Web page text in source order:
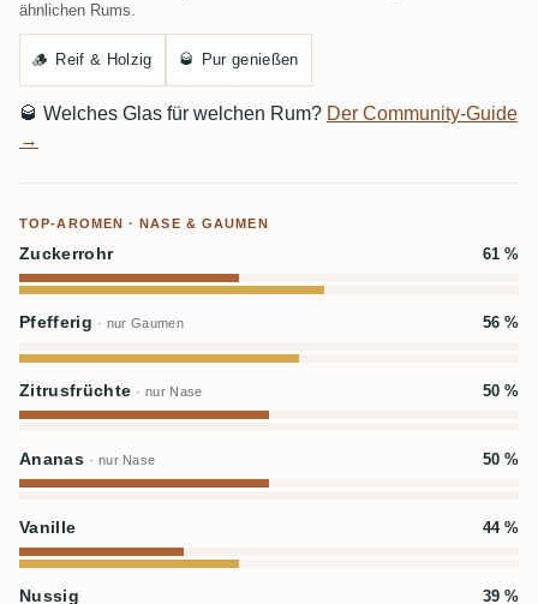
ähnlichen Rums.
🪵 Reif & Holzig 🥃 Pur genießen
🥃 Welches Glas für welchen Rum? Der Community-Guide
→
TOP-AROMEN · NASE & GAUMEN
Zuckerrohr 61 %
Pfefferig · nur Gaumen 56 %
Zitrusfrüchte · nur Nase 50 %
Ananas · nur Nase 50 %
Vanille 44 %
Nussig 39 %